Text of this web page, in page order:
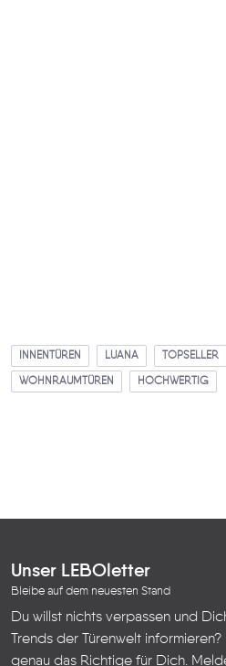
INNENTÜREN LUANA TOPSELLER
WOHNRAUMTÜREN HOCHWERTIG
Unser LEBOletter
Bleibe auf dem neuesten Stand
Du willst nichts verpassen und
Trends der Türenwelt
genau das Richtige für Dich.